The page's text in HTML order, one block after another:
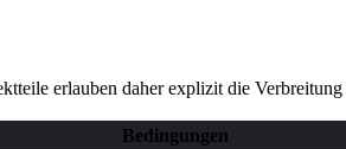
erlauben daher explizit die
Bedingungen